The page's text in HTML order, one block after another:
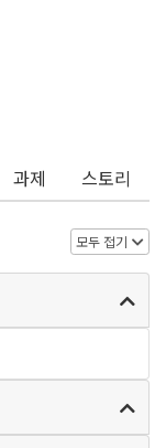
과제 스토리
모두 접기